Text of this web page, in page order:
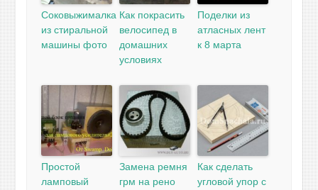
Соковыжималка
из стиральной
машины фото
Как покрасить
велосипед в
домашних
условиях
Поделки из
атласных лент
к 8 марта
Простой
ламповый
Замена ремня
грм на рено
Как сделать
угловой упор с